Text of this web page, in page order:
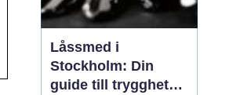
Låssmed i
Stockholm: Din
guide till trygghet